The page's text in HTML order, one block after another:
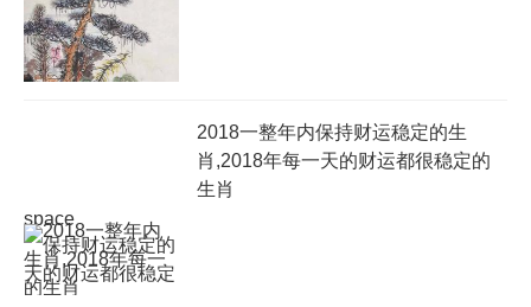
space
2018一整年内保持财运稳定的生
肖,2018年每一天的财运都很稳定的
生肖